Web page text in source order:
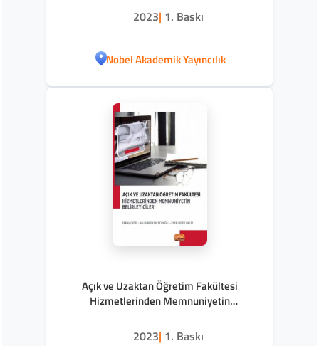
2023| 1. Baskı
Nobel Akademik Yayıncılık
Açık ve Uzaktan Öğretim Fakültesi
Hizmetlerinden Memnuniyetin
2023| 1. Baskı